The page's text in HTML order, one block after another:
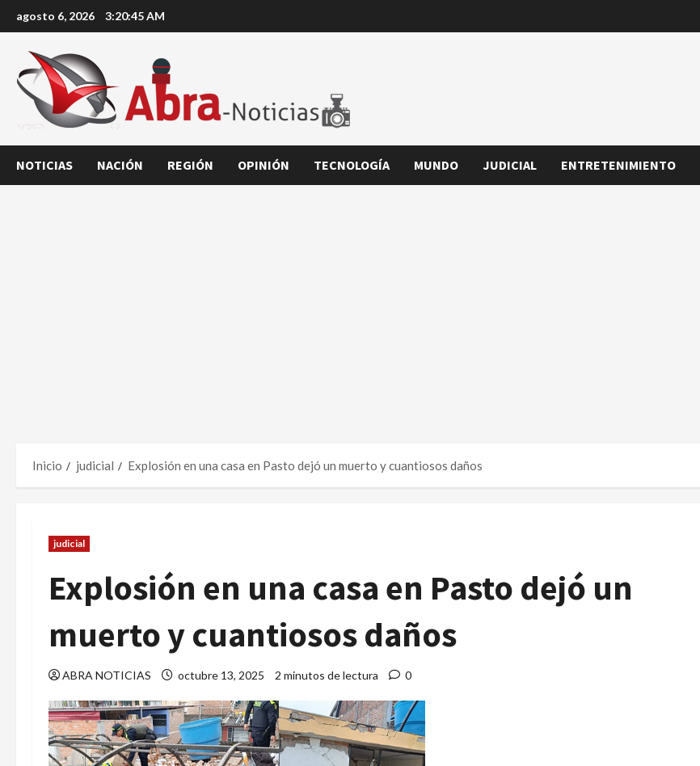
al
contenido
agosto 6, 2026 3:20:46 AM
NOTICIAS NACIÓN REGIÓN OPINIÓN TECNOLOGÍA MUNDO JUDICIAL ENTRETENIMIENTO
Inicio judicial Explosión en una casa en Pasto dejó un muerto y cuantiosos daños
judicial
Explosión en una casa en Pasto dejó un
muerto y cuantiosos daños
ABRA NOTICIAS octubre 13, 2025 2 minutos de lectura 0